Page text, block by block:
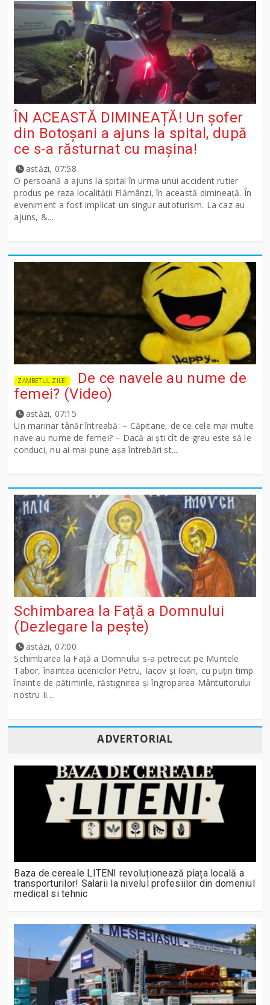
ÎN ACEASTĂ DIMINEAȚĂ! Un șofer
din Botoșani a ajuns la spital, după
ce s-a răsturnat cu mașina!
astăzi, 07:58
O persoană a ajuns la spital în urma unui accident rutier
produs pe raza localității Flămânzi, în această dimineață. În
eveniment a fost implicat un singur autoturism. La caz au
ajuns, &...
ZAMBETUL ZILEI
De ce navele au nume de
femei? (Video)
astăzi, 07:15
Un marinar tânăr întreabă: – Căpitane, de ce cele mai multe
nave au nume de femei? – Dacă ai şti cît de greu este să le
conduci, nu ai mai pune așa întrebări st...
Schimbarea la Față a Domnului
(Dezlegare la peşte)
astăzi, 07:00
Schimbarea la Față a Domnului s-a petrecut pe Muntele
Tabor, înaintea ucenicilor Petru, Iacov și Ioan, cu puțin timp
înainte de pătimirile, răstignirea și îngroparea Mântuitorului
nostru Ii...
ADVERTORIAL
Baza de cereale LITENI revoluționează piața locală a
transporturilor! Salarii la nivelul profesiilor din domeniul
medical si tehnic